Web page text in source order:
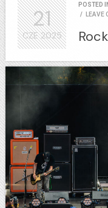
POSTED
/
21
CZE2025